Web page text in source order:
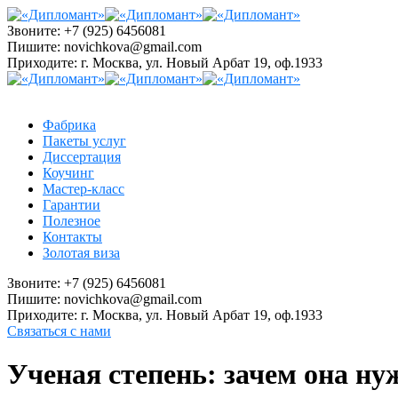
Звоните: +7 (925) 6456081
Пишите: novichkova@gmail.com
Приходите: г. Москва, ул. Новый Арбат 19, оф.1933
Фабрика
Пакеты услуг
Диссертация
Коучинг
Мастер-класс
Гарантии
Полезное
Контакты
Золотая виза
Звоните: +7 (925) 6456081
Пишите: novichkova@gmail.com
Приходите: г. Москва, ул. Новый Арбат 19, оф.1933
Связаться с нами
Ученая степень: зачем она